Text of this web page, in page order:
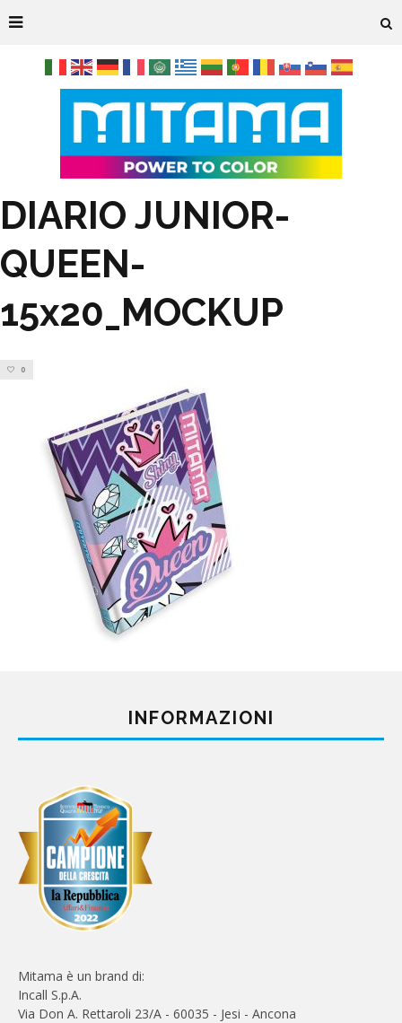
DIARIO JUNIOR-
QUEEN-
15x20_MOCKUP
0
INFORMAZIONI
Mitama è un brand di:
Incall S.p.A.
Via Don A. Rettaroli 23/A - 60035 - Jesi - Ancona